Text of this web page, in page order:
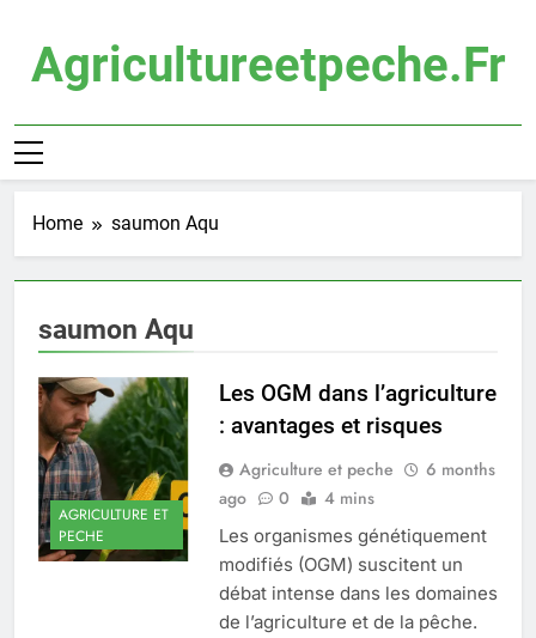
contentAgricultureetpeche.fr
Home saumon Aqu
saumon Aqu
AGRICULTURE ET
PECHE
Les OGM dans l’agriculture
: avantages et risques
Agriculture et peche
6 months
ago
0 4 mins
Les organismes génétiquement
modifiés (OGM) suscitent un
débat intense dans les domaines
de l’agriculture et de la pêche.